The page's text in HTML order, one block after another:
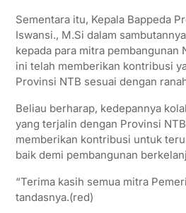
Sementara itu, Kepala Bappeda
Iswansi., M.Si dalam
kepada para mitra pembangunan
ini telah memberikan kontribusi
Provinsi NTB sesuai dengan
Beliau berharap, kedepannya
yang terjalin dengan Provinsi
memberikan kontribusi untuk
baik demi pembangunan
“Terima kasih semua mitra
tandasnya.(red)